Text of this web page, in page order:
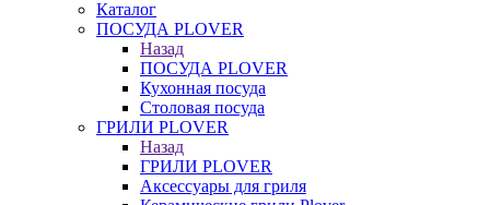
Каталог
ПОСУДА PLOVER
Назад
ПОСУДА PLOVER
Кухонная посуда
Столовая посуда
ГРИЛИ PLOVER
Назад
ГРИЛИ PLOVER
Аксессуары для гриля